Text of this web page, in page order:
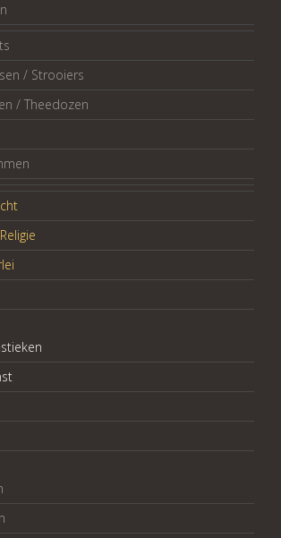
/ Strooiers
/ Theedozen